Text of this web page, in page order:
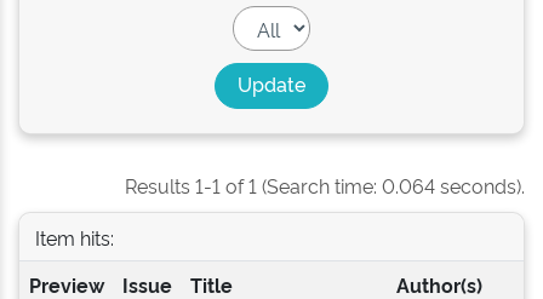
Results 1-1 of 1 (Search time: 0.064 seconds).
Item hits:
Preview
Issue
Title Author(s)